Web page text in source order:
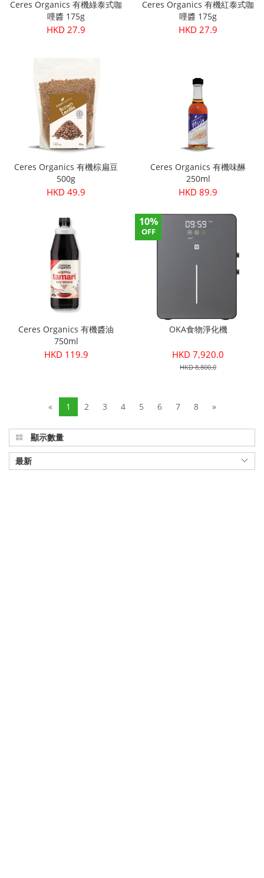
Ceres Organics 有機綠泰式咖
哩醬 175g
HKD 27.9
Ceres Organics 有機紅泰式咖
哩醬 175g
HKD 27.9
Ceres Organics 有機棕扁豆
500g
HKD 49.9
Ceres Organics 有機味醂
250ml
HKD 89.9
Ceres Organics 有機醬油
750ml
HKD 119.9
10%
OFF
OKA食物淨化機
HKD 7,920.0
HKD 8,800.0
« 1 2 3 4 5 6 7 8 »
顯示數量
最新